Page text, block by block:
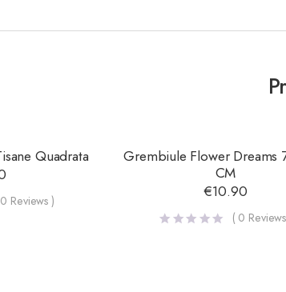
Quadrata
0 Reviews )
Grembiule Flower Dreams
CM
€10.90
( 0